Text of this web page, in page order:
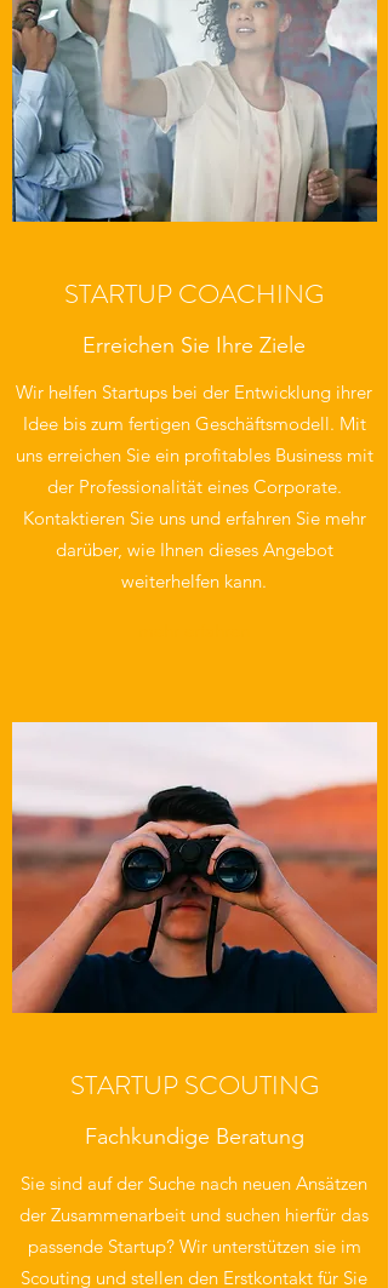
STARTUP COACHING
Erreichen Sie Ihre Ziele
Wir helfen Startups bei der Entwicklung ihrer
Idee bis zum fertigen Geschäftsmodell. Mit
uns erreichen Sie ein profitables Business mit
der Professionalität eines Corporate.
Kontaktieren Sie uns und erfahren Sie mehr
darüber, wie Ihnen dieses Angebot
weiterhelfen kann.
STARTUP SCOUTING
Fachkundige Beratung
Sie sind auf der Suche nach neuen Ansätzen
der Zusammenarbeit und suchen hierfür das
passende Startup? Wir unterstützen sie im
Scouting und stellen den Erstkontakt für Sie